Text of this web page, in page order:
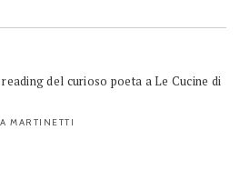
del curioso poeta a Le Cucine di
MARTINETTI